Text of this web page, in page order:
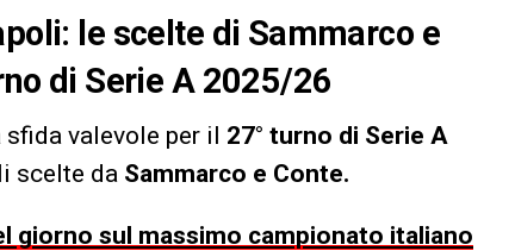
le scelte di Sammarco e
di Serie A 2025/26
sfida valevole per il 27° turno di Serie A
scelte da Sammarco e Conte.
giorno sul massimo campionato italiano